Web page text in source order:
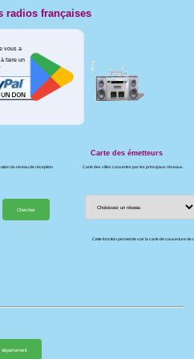
radios françaises
vous a
faire un
du niveau de réception.
Carte des émetteurs
Carte des villes couvertes par les principaux réseaux.
Cette fonction permet de voir la carte de couverture de